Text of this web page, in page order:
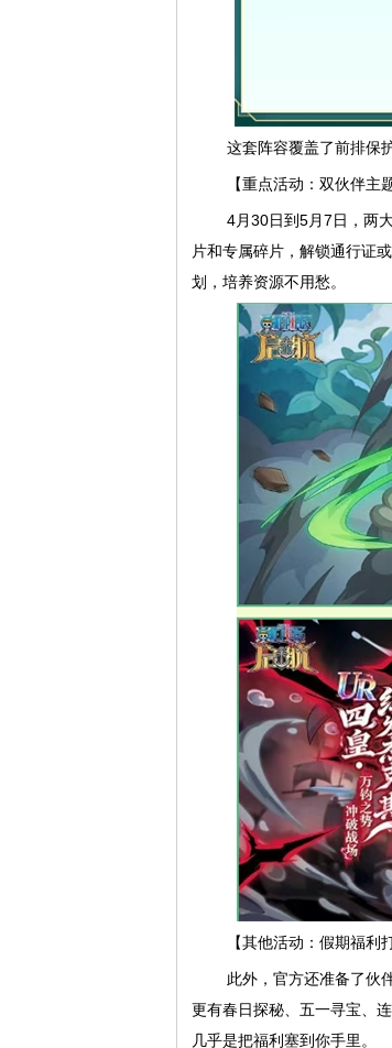
这套阵容覆盖了前排保
【重点活动：双伙伴主
4月30日到5月7日，两
片和专属碎片，解锁通行证
划，培养资源不用愁。
【其他活动：假期福利
此外，官方还准备了伙
更有春日探秘、五一寻宝、
几乎是把福利塞到你手里。